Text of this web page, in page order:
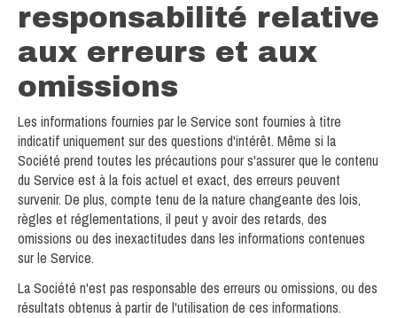
responsabilité relative
aux erreurs et aux
omissions
Les informations fournies par le Service sont fournies à titre
indicatif uniquement sur des questions d'intérêt. Même si la
Société prend toutes les précautions pour s'assurer que le contenu
du Service est à la fois actuel et exact, des erreurs peuvent
survenir. De plus, compte tenu de la nature changeante des lois,
règles et réglementations, il peut y avoir des retards, des
omissions ou des inexactitudes dans les informations contenues
sur le Service.
La Société n'est pas responsable des erreurs ou omissions, ou des
résultats obtenus à partir de l'utilisation de ces informations.